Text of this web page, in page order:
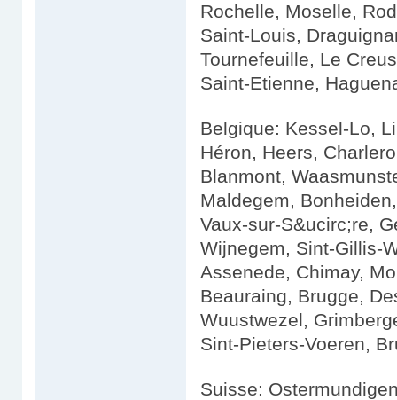
Rochelle, Moselle,
Saint-Louis,
Tournefeuille, Le
Saint-Etienne,
Belgique: Kessel-Lo,
Héron, Heers,
Blanmont,
Maldegem,
Vaux-sur-S&ucirc;re,
Wijnegem, Sint-Gillis-
Assenede, Chimay,
Beauraing, Brugge,
Wuustwezel,
Sint-Pieters-Voeren,
Suisse: